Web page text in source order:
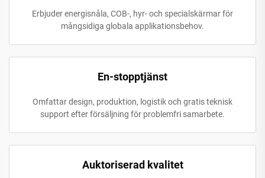
Erbjuder energisnåla, COB-, hyr- och specialskärmar för
mångsidiga globala applikationsbehov.
En-stopptjänst
Omfattar design, produktion, logistik och gratis teknisk
support efter försäljning för problemfri samarbete.
Auktoriserad kvalitet